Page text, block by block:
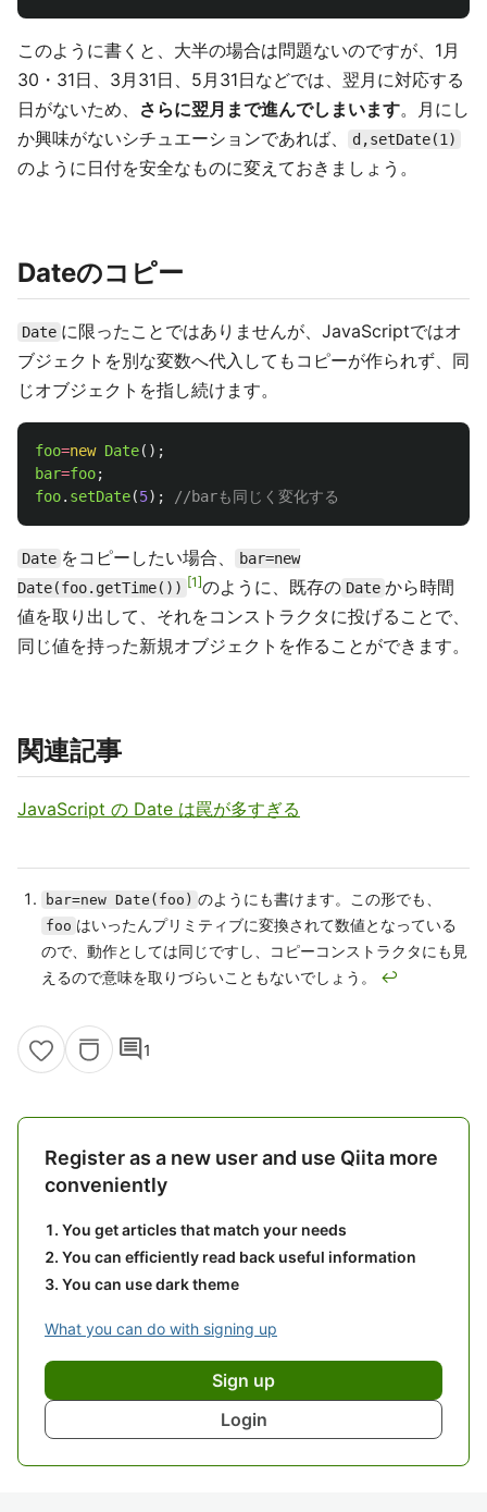
このように書くと、大半の場合は問題ないのですが、1月
30・31日、3月31日、5月31日などでは、翌月に対応する
日がないため、 さらに翌月まで進んでしまいます。月にし
か興味がないシチュエーションであれば、
d,setDate(1)
のように日付を安全なものに変えておきましょう。
Dateのコピー
Date に限ったことではありませんが、JavaScriptではオ
ブジェクトを別な変数へ代入してもコピーが作られず、同
じオブジェクトを指し続けます。
foo=new Date();
bar=foo;
foo. setDate(5); //barも同じく変化する
Date をコピーしたい場合、
bar=new
Date(foo.getTime())
1 のように、既存の Date から時間
値を取り出して、それをコンストラクタに投げることで、
同じ値を持った新規オブジェクトを作ることができます。
関連記事
JavaScript の Date は罠が多すぎる
bar=new Date(foo) のようにも書けます。この形でも、
foo はいったんプリミティブに変換されて数値となっている
ので、動作としては同じですし、コピーコンストラクタにも見
えるので意味を取りづらいこともないでしょう。 ↩
comment1
Register as a new user and use Qiita more
conveniently
You get articles that match your needs
You can efficiently read back useful information
You can use dark theme
What you can do with signing up
Sign up
Login